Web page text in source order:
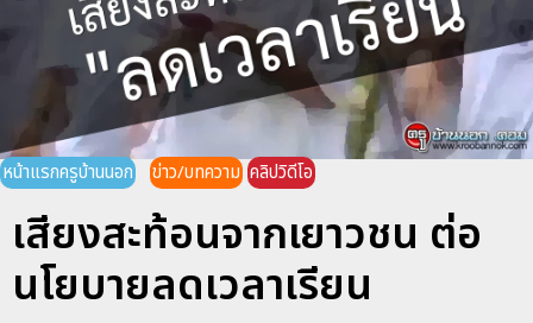
หน้าแรกครูบ้านนอก ข่าว/บทความ คลิปวิดีโอ
เสียงสะท้อนจากเยาวชน ต่อ
นโยบายลดเวลาเรียน